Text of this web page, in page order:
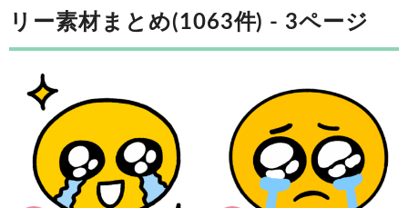
リー素材まとめ(1063件) - 3ページ